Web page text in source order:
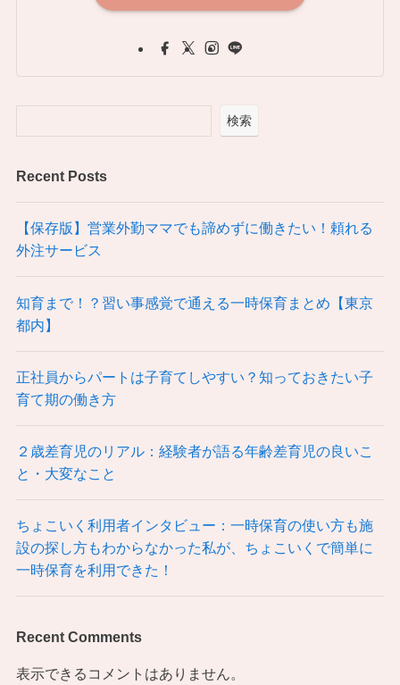
検索
Recent Posts
【保存版】営業外勤ママでも諦めずに働きたい！頼れる
外注サービス
知育まで！？習い事感覚で通える一時保育まとめ【東京
都内】
正社員からパートは子育てしやすい？知っておきたい子
育て期の働き方
２歳差育児のリアル：経験者が語る年齢差育児の良いこ
と・大変なこと
ちょこいく利用者インタビュー：一時保育の使い方も施
設の探し方もわからなかった私が、ちょこいくで簡単に
一時保育を利用できた！
Recent Comments
表示できるコメントはありません。